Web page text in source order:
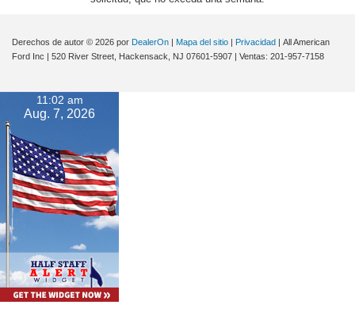
Derechos de autor © 2026 por DealerOn Mapa del sitio Privacidad | All American
Ford Inc
520 River Street, Hackensack, NJ 07601-5907 | Ventas: 201-957-7158
11:02 am
Aug. 7, 2026